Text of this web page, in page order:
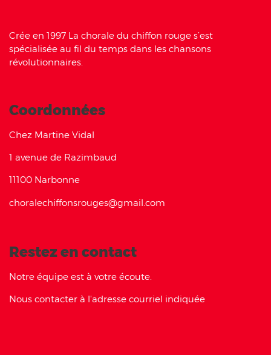
Crée en 1997 La chorale du chiffon rouge s’est
spécialisée au fil du temps dans les chansons
révolutionnaires.
Coordonnées
Chez Martine Vidal
1 avenue de Razimbaud
11100 Narbonne
choralechiffonsrouges@gmail.com
Restez en contact
Notre équipe est à votre écoute.
Nous contacter à l'adresse courriel indiquée